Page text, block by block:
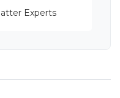
Experts